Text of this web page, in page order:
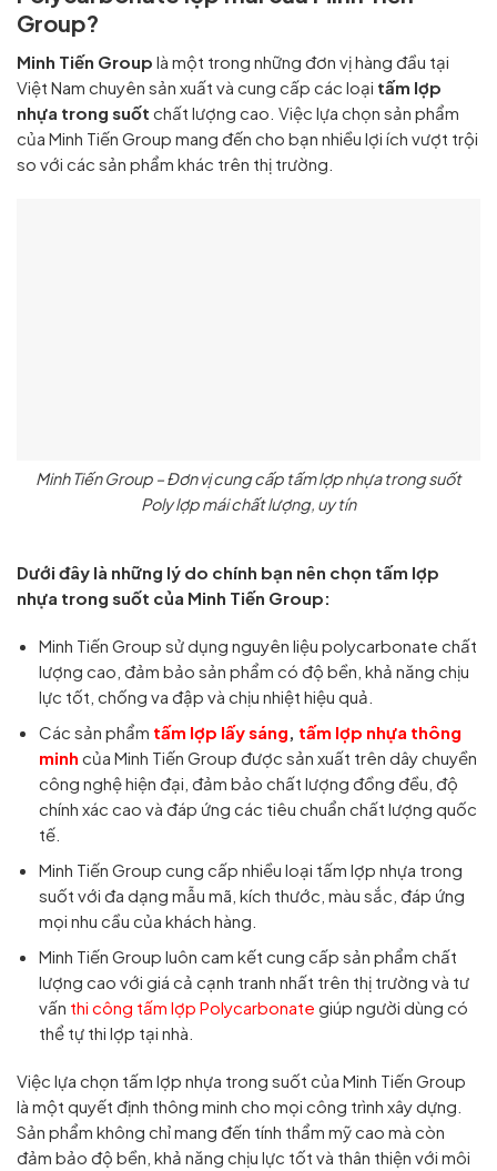
Group?
Minh Tiến Group là một trong những đơn vị hàng đầu tại
Việt Nam chuyên sản xuất và cung cấp các loại tấm lợp
nhựa trong suốt chất lượng cao. Việc lựa chọn sản phẩm
của Minh Tiến Group mang đến cho bạn nhiều lợi ích vượt trội
so với các sản phẩm khác trên thị trường.
Minh Tiến Group – Đơn vị cung cấp tấm lợp nhựa trong suốt
Poly lợp mái chất lượng, uy tín
Dưới đây là những lý do chính bạn nên chọn tấm lợp
nhựa trong suốt của Minh Tiến Group:
Minh Tiến Group sử dụng nguyên liệu polycarbonate chất
lượng cao, đảm bảo sản phẩm có độ bền, khả năng chịu
lực tốt, chống va đập và chịu nhiệt hiệu quả.
Các sản phẩm tấm lợp lấy sáng tấm lợp nhựa thông
minh của Minh Tiến Group được sản xuất trên dây chuyền
công nghệ hiện đại, đảm bảo chất lượng đồng đều, độ
chính xác cao và đáp ứng các tiêu chuẩn chất lượng quốc
tế.
Minh Tiến Group cung cấp nhiều loại tấm lợp nhựa trong
suốt với đa dạng mẫu mã, kích thước, màu sắc, đáp ứng
mọi nhu cầu của khách hàng.
Minh Tiến Group luôn cam kết cung cấp sản phẩm chất
lượng cao với giá cả cạnh tranh nhất trên thị trường và tư
vấn thi công tấm lợp Polycarbonate giúp người dùng có
thể tự thi lợp tại nhà.
Việc lựa chọn tấm lợp nhựa trong suốt của Minh Tiến Group
là một quyết định thông minh cho mọi công trình xây dựng.
Sản phẩm không chỉ mang đến tính thẩm mỹ cao mà còn
đảm bảo độ bền, khả năng chịu lực tốt và thân thiện với môi